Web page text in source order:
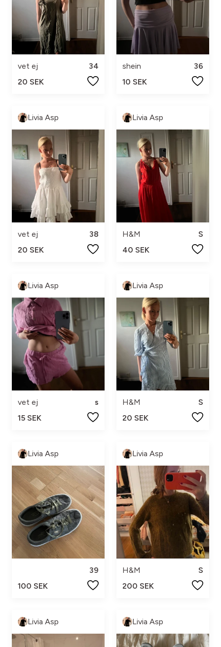
vet ej
34
20 SEK
shein
36
10 SEK
Livia Asp
vet ej
38
20 SEK
Livia Asp
H&M
S
40 SEK
Livia Asp
vet ej
s
15 SEK
Livia Asp
H&M
S
20 SEK
Livia Asp
39
100 SEK
Livia Asp
H&M
S
200 SEK
Livia Asp Livia Asp